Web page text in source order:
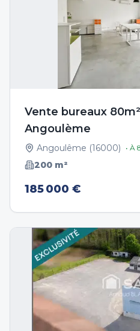
Vente bureaux
Angoulème
Angoulême (16000) • À
200 m²
185 000 €